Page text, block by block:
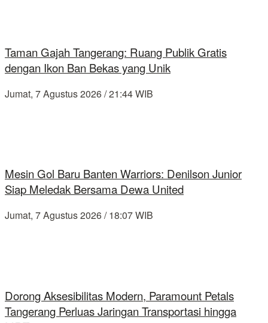
Taman Gajah Tangerang: Ruang Publik Gratis
dengan Ikon Ban Bekas yang Unik
Jumat, 7 Agustus 2026 / 21:44 WIB
Mesin Gol Baru Banten Warriors: Denilson Junior
Siap Meledak Bersama Dewa United
Jumat, 7 Agustus 2026 / 18:07 WIB
Dorong Aksesibilitas Modern, Paramount Petals
Tangerang Perluas Jaringan Transportasi hingga